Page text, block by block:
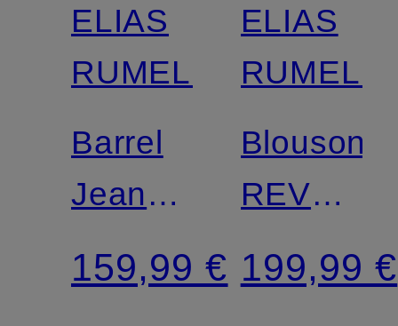
ELIAS
RUMELIS
Barrel
Jeans
YOANA
159,99 €
ELIAS
RUMELIS
Blouson
REVERIE
in
199,99 €